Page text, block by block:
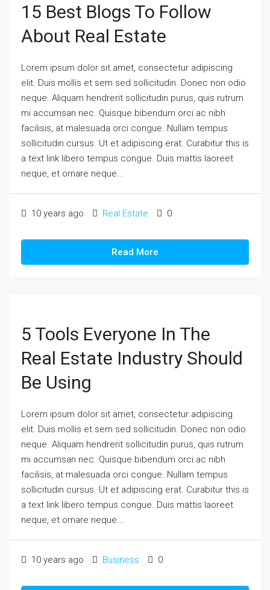
15 Best Blogs To Follow
About Real Estate
Lorem ipsum dolor sit amet, consectetur adipiscing
elit. Duis mollis et sem sed sollicitudin. Donec non odio
neque. Aliquam hendrerit sollicitudin purus, quis rutrum
mi accumsan nec. Quisque bibendum orci ac nibh
facilisis, at malesuada orci congue. Nullam tempus
sollicitudin cursus. Ut et adipiscing erat. Curabitur this is
a text link libero tempus congue. Duis mattis laoreet
neque, et ornare neque...
10 years ago Real Estate 0
Read More
5 Tools Everyone In The
Real Estate Industry Should
Be Using
Lorem ipsum dolor sit amet, consectetur adipiscing
elit. Duis mollis et sem sed sollicitudin. Donec non odio
neque. Aliquam hendrerit sollicitudin purus, quis rutrum
mi accumsan nec. Quisque bibendum orci ac nibh
facilisis, at malesuada orci congue. Nullam tempus
sollicitudin cursus. Ut et adipiscing erat. Curabitur this is
a text link libero tempus congue. Duis mattis laoreet
neque, et ornare neque...
10 years ago Business 0